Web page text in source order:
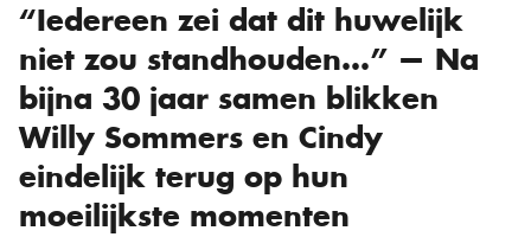
“Iedereen zei dat dit huwelijk
niet zou standhouden…” — Na
bijna 30 jaar samen blikken
Willy Sommers en Cindy
eindelijk terug op hun
moeilijkste momenten